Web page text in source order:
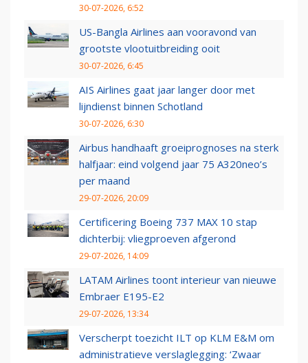
30-07-2026, 6:52
US-Bangla Airlines aan vooravond van
grootste vlootuitbreiding ooit
30-07-2026, 6:45
AIS Airlines gaat jaar langer door met
lijndienst binnen Schotland
30-07-2026, 6:30
Airbus handhaaft groeiprognoses na sterk
halfjaar: eind volgend jaar 75 A320neo’s
per maand
29-07-2026, 20:09
Certificering Boeing 737 MAX 10 stap
dichterbij: vliegproeven afgerond
29-07-2026, 14:09
LATAM Airlines toont interieur van nieuwe
Embraer E195-E2
29-07-2026, 13:34
Verscherpt toezicht ILT op KLM E&M om
administratieve verslaglegging: ‘Zwaar